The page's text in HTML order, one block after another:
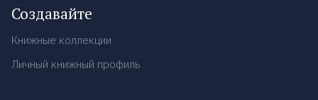
Создавайте
Книжные коллекции
Личный книжный профиль